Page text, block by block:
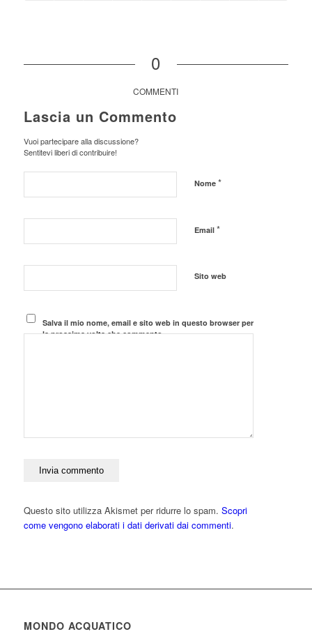
0
COMMENTI
Lascia un Commento
Vuoi partecipare alla discussione?
Sentitevi liberi di contribuire!
Nome *
Email *
Sito web
Salva il mio nome, email e sito web in questo browser per
la prossima volta che commento.
Questo sito utilizza Akismet per ridurre lo spam. Scopri
come vengono elaborati i dati derivati dai commenti.
MONDO ACQUATICO